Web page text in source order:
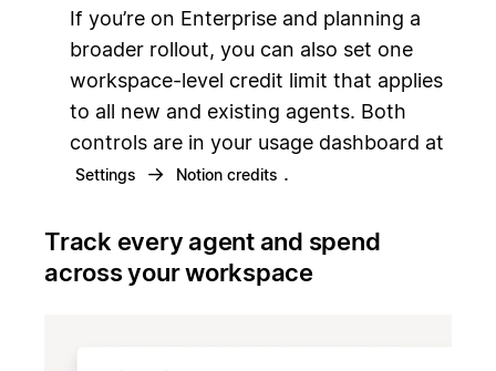
If you’re on Enterprise and planning a
broader rollout, you can also set one
workspace-level credit limit that applies
to all new and existing agents. Both
controls are in your usage dashboard at
Settings → Notion credits .
Track every agent and spend
across your workspace